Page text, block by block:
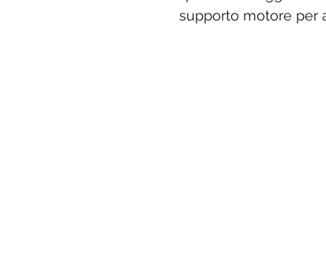
supporto motore per